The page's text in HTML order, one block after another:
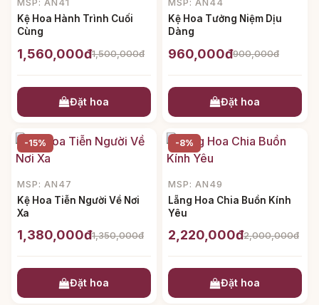
Kệ Hoa Hành Trình Cuối
Cùng
1,560,000đ1,500,000đ
Đặt hoa
Kệ Hoa Tưởng Niệm Dịu
Dàng
960,000đ900,000đ
Đặt hoa
-15%
MSP: AN47
Kệ Hoa Tiễn Người Về Nơi
Xa
1,380,000đ1,350,000đ
Đặt hoa
-8%
MSP: AN49
Lẵng Hoa Chia Buồn Kính
Yêu
2,220,000đ2,000,000đ
Đặt hoa